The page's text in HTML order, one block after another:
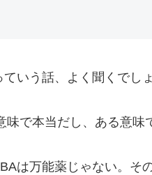
いう話、よく聞くでし
で本当だし、ある意味
は万能薬じゃない。そ